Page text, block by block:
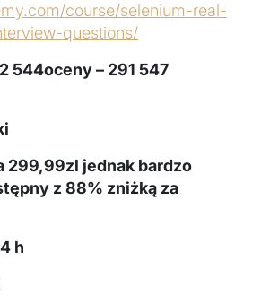
course/selenium-real-
questions/
544oceny – 291 547
299,99zl jednak bardzo
z 88% zniżką za
h